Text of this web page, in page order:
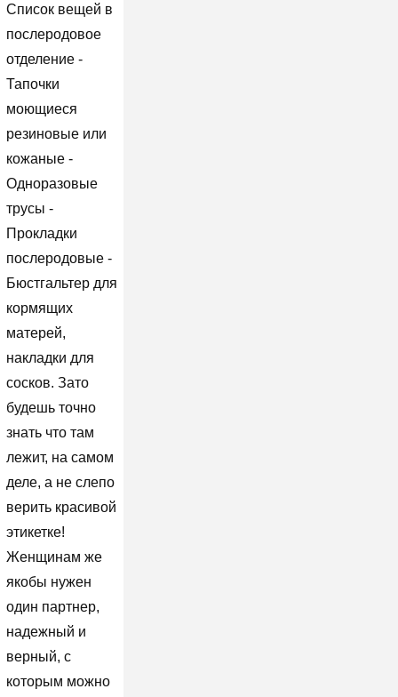
Список вещей в
послеродовое
отделение -
Тапочки
моющиеся
резиновые или
кожаные -
Одноразовые
трусы -
Прокладки
послеродовые -
Бюстгальтер для
кормящих
матерей,
накладки для
сосков. Зато
будешь точно
знать что там
лежит, на самом
деле, а не слепо
верить красивой
этикетке!
Женщинам же
якобы нужен
один партнер,
надежный и
верный, с
которым можно